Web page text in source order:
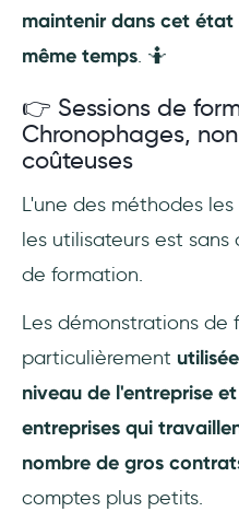
maintenir dans cet
même temps. 🤷
👉 Sessions de
Chronophages,
coûteuses
L'une des méthodes
les utilisateurs est sans
de formation.
Les démonstrations de
particulièrement
niveau de l'entreprise
entreprises qui
nombre de gros
comptes plus petits.